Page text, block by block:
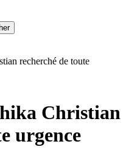
recherché de toute
Christian
urgence